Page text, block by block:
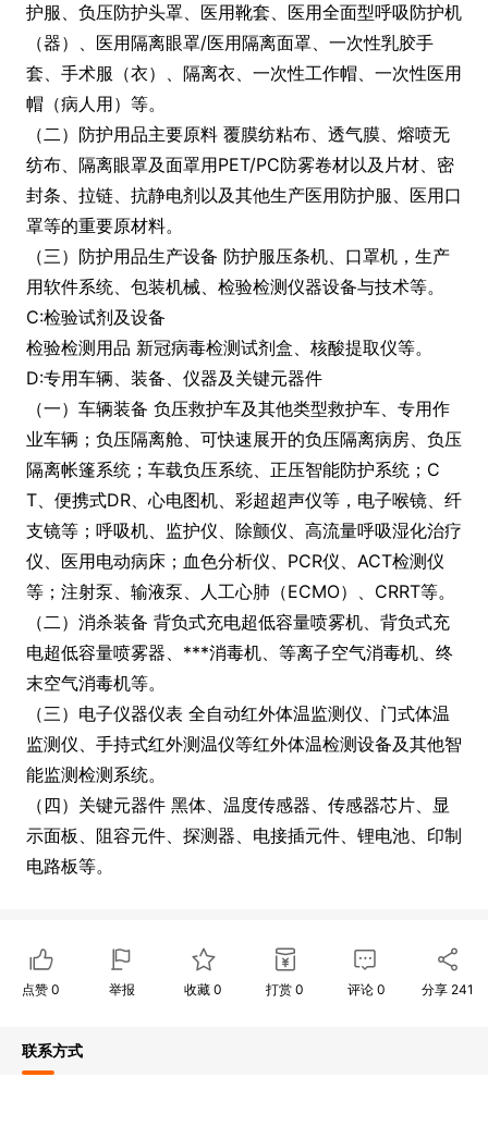
护服、负压防护头罩、医用靴套、医用全面型呼吸防护机
（器）、医用隔离眼罩/医用隔离面罩、一次性乳胶手
套、手术服（衣）、隔离衣、一次性工作帽、一次性医用
帽（病人用）等。
（二）防护用品主要原料 覆膜纺粘布、透气膜、熔喷无
纺布、隔离眼罩及面罩用PET/PC防雾卷材以及片材、密
封条、拉链、抗静电剂以及其他生产医用防护服、医用口
罩等的重要原材料。
（三）防护用品生产设备 防护服压条机、口罩机，生产
用软件系统、包装机械、检验检测仪器设备与技术等。
C:检验试剂及设备
检验检测用品 新冠病毒检测试剂盒、核酸提取仪等。
D:专用车辆、装备、仪器及关键元器件
（一）车辆装备 负压救护车及其他类型救护车、专用作
业车辆；负压隔离舱、可快速展开的负压隔离病房、负压
隔离帐篷系统；车载负压系统、正压智能防护系统；C
T、便携式DR、心电图机、彩超超声仪等，电子喉镜、纤
支镜等；呼吸机、监护仪、除颤仪、高流量呼吸湿化治疗
仪、医用电动病床；血色分析仪、PCR仪、ACT检测仪
等；注射泵、输液泵、人工心肺（ECMO）、CRRT等。
（二）消杀装备 背负式充电超低容量喷雾机、背负式充
电超低容量喷雾器、***消毒机、等离子空气消毒机、终
末空气消毒机等。
（三）电子仪器仪表 全自动红外体温监测仪、门式体温
监测仪、手持式红外测温仪等红外体温检测设备及其他智
能监测检测系统。
（四）关键元器件 黑体、温度传感器、传感器芯片、显
示面板、阻容元件、探测器、电接插元件、锂电池、印制
电路板等。
点赞 0 举报 收藏0 打赏 0 评论 0 分享 241
联系方式